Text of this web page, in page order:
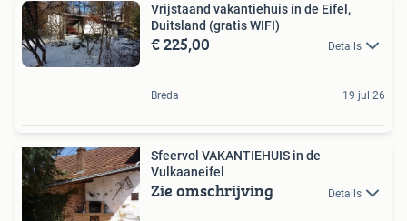
Vrijstaand vakantiehuis in de Eifel,
Duitsland (gratis WIFI)
€ 225,00 Details
Breda 19 jul 26
Sfeervol VAKANTIEHUIS in de
Vulkaaneifel
Zie omschrijving Details